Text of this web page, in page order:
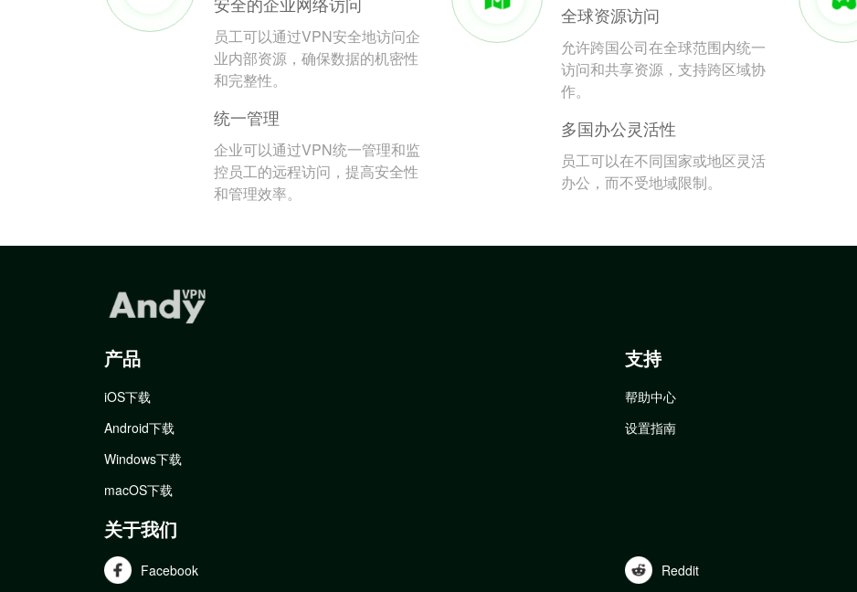
员工可以通过VPN安全地访问企
业内部资源，确保数据的机密性
和完整性。
统一管理
企业可以通过VPN统一管理和监
控员工的远程访问，提高安全性
和管理效率。
全球资源访问
允许跨国公司在全球范围内统一
访问和共享资源，支持跨区域协
作。
多国办公灵活性
员工可以在不同国家或地区灵活
办公，而不受地域限制。
产品
iOS下载
Android下载
Windows下载
macOS下载
支持
帮助中心
设置指南
关于我们
Facebook Reddit